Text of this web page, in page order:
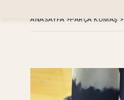
ANASAYFA >PARÇA KUMAŞ >